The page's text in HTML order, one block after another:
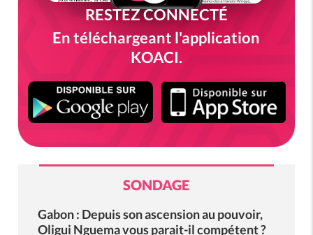
RESTEZ CONNECTÉ
En téléchargeant l'application
KOACI.
SONDAGE
Gabon : Depuis son ascension au pouvoir,
Oligui Nguema vous parait-il compétent ?